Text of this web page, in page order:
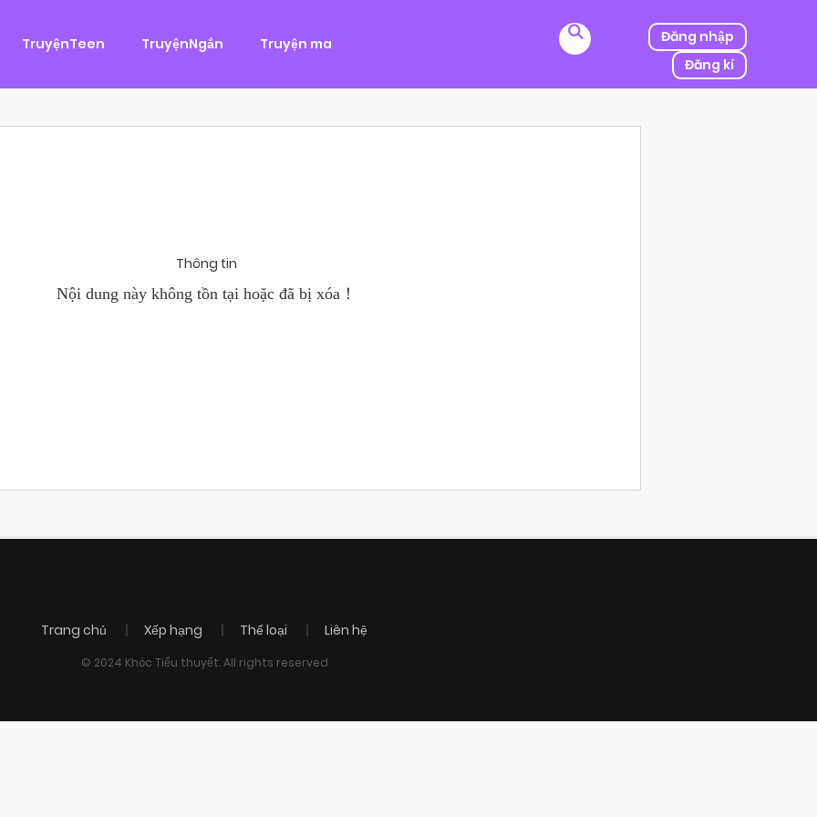
TruyệnTeen TruyệnNgắn Truyện ma
Đăng nhập
Đăng kí
Tình Cảm
Hùng, một tên cướp biển chân chính. Cho đến một ngày, cô bị kẻ thù của ba mình bắt cóc, người được mệnh danh
Chánh Uy săn lùng ba của Nhã Thụy và...
Thông tin
Nội dung này không tồn tại hoặc đã bị xóa！
Trang chủ Xếp hạng Thể loại Liên hệ
© 2024 Khóc Tiểu thuyết. All rights reserved